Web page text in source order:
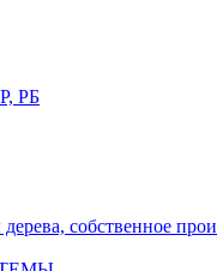
РБ
собственное